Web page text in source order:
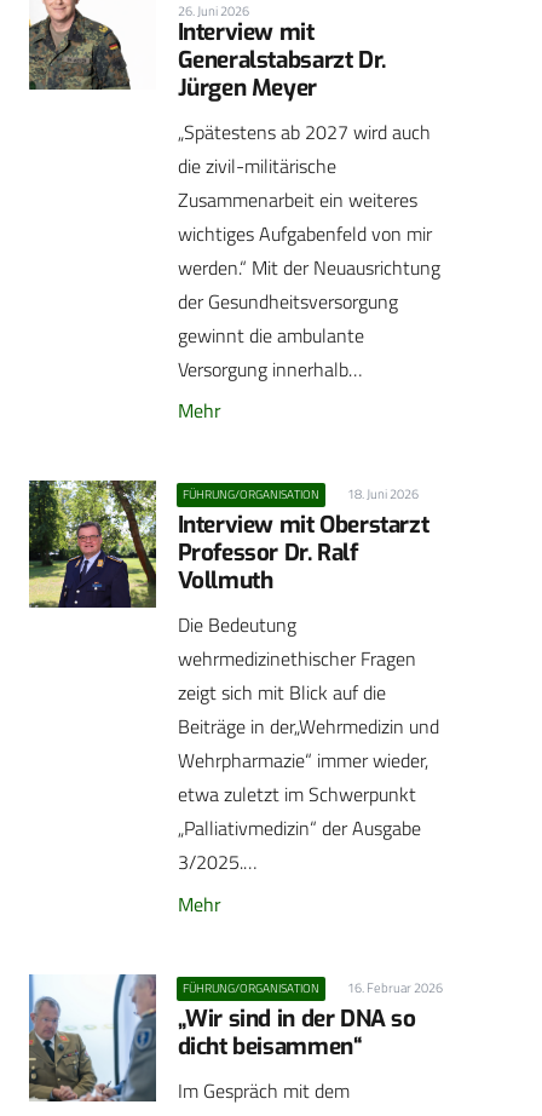
26. Juni 2026
Interview mit
Generalstabsarzt Dr.
Jürgen Meyer
„Spätestens ab 2027 wird auch
die zivil-militärische
Zusammenarbeit ein weiteres
wichtiges Aufgabenfeld von mir
werden.“ Mit der Neuausrichtung
der Gesundheitsversorgung
gewinnt die ambulante
Versorgung innerhalb…
Mehr
FÜHRUNG/ORGANISATION 18. Juni 2026
Interview mit Oberstarzt
Professor Dr. Ralf
Vollmuth
Die Bedeutung
wehrmedizinethischer Fragen
zeigt sich mit Blick auf die
Beiträge in der„Wehrmedizin und
Wehrpharmazie“ immer wieder,
etwa zuletzt im Schwerpunkt
„Palliativmedizin“ der Ausgabe
3/2025.…
Mehr
FÜHRUNG/ORGANISATION 16. Februar 2026
„Wir sind in der DNA so
dicht beisammen“
Im Gespräch mit dem